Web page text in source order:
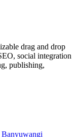
drag and drop
social integration
publishing,